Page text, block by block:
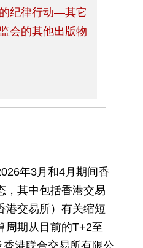
纪律行动—其它
会的其他出版物
年3月和4月期间香
，其中包括香港交易
港交易所）有关缩短
周期从目前的T+2至